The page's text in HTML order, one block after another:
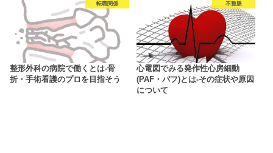
転職関係
整形外科の病院で働くとは-骨
折・手術看護のプロを目指そう
不整脈
心電図でみる発作性心房細動
(PAF・パフ)とは-その症状や原因
について